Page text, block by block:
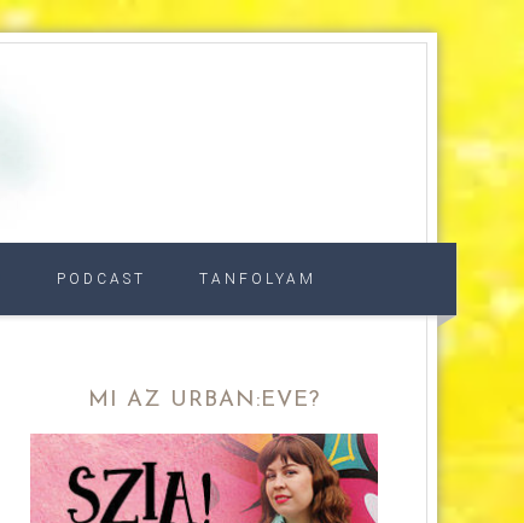
PODCAST TANFOLYAM
MI AZ URBAN:EVE?